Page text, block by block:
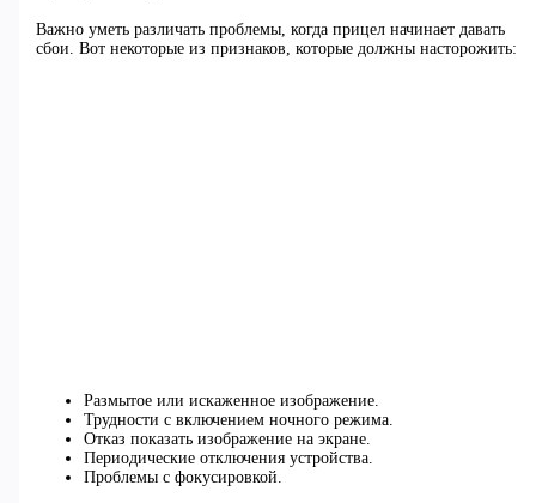
Важно уметь различать проблемы, когда прицел начинает давать
сбои. Вот некоторые из признаков, которые должны насторожить:
Размытое или искаженное изображение.
Трудности с включением ночного режима.
Отказ показать изображение на экране.
Периодические отключения устройства.
Проблемы с фокусировкой.